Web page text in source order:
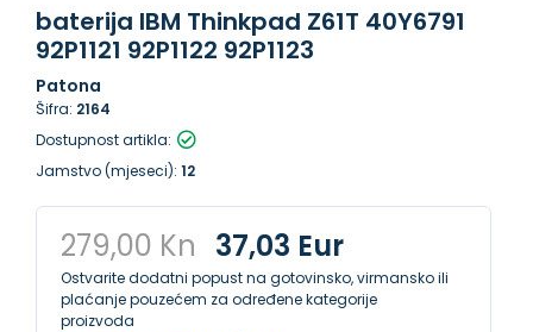
baterija IBM Thinkpad Z61T 40Y6791
92P1121 92P1122 92P1123
Patona
Šifra: 2164
Dostupnost artikla:
Jamstvo (mjeseci): 12
279,00 Kn 37,03 Eur
Ostvarite dodatni popust na gotovinsko, virmansko ili
plaćanje pouzećem za određene kategorije
proizvoda